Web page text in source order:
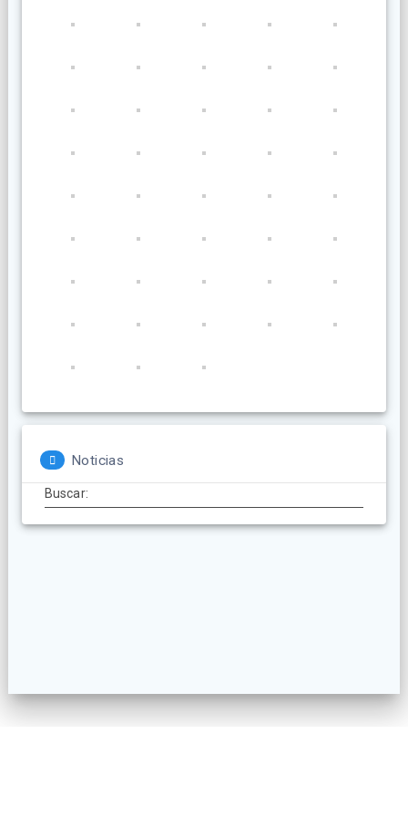
Noticias
Buscar: